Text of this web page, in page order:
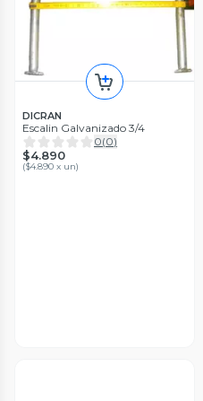
DICRAN
Escalin Galvanizado 3/4
0(0)
$4.890
($4.890 x un)